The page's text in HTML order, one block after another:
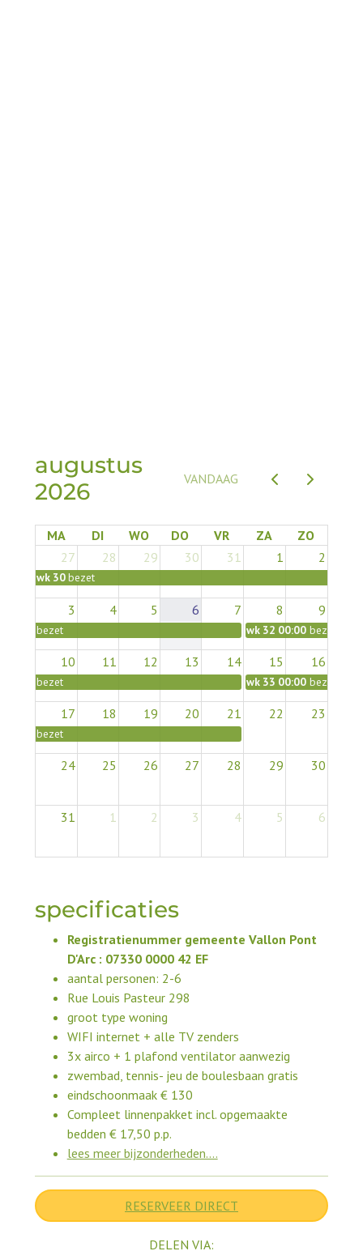
augustus
2026
VANDAAG
MA DI WO DO VR ZA
ZO
27
28 29 30 31 1 2
wk 30bezet
3 4 5 6 7 8 9
bezet wk 32 00:00 bezet
10 11 12 13 14 15 16
bezet wk 33 00:00 bezet
17 18 19 20 21 22 23
bezet
24 25 26 27 28 29 30
31 1 2 3 4 5 6
specificaties
Registratienummer gemeente Vallon Pont
D'Arc : 07330 0000 42 EF
aantal personen: 2-6
Rue Louis Pasteur 298
groot type woning
WIFI internet + alle TV zenders
3x airco + 1 plafond ventilator aanwezig
zwembad, tennis- jeu de boulesbaan gratis
eindschoonmaak € 130
Compleet linnenpakket incl. opgemaakte
bedden € 17,50 p.p.
lees meer bijzonderheden....
RESERVEER DIRECT
DELEN VIA: